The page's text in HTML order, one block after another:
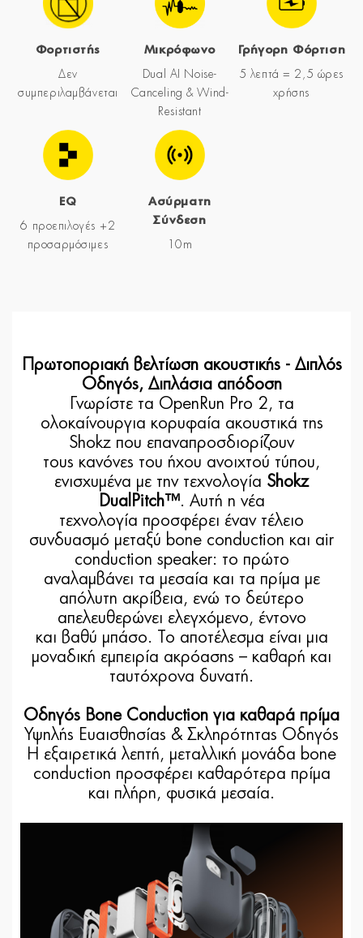
Φορτιστής
Δεν
συμπεριλαμβάνεται
Μικρόφωνο
Dual AI Noise-
Canceling & Wind-
Resistant
Γρήγορη Φόρτιση
5 λεπτά = 2,5 ώρες
χρήσης
EQ
6 προεπιλογές +2
προσαρμόσιμες
Ασύρματη
Σύνδεση
10m
Πρωτοποριακή βελτίωση ακουστικής - Διπλός
Οδηγός, Διπλάσια απόδοση
Γνωρίστε τα OpenRun Pro 2, τα
ολοκαίνουργια κορυφαία ακουστικά της
Shokz που επαναπροσδιορίζουν
τους κανόνες του ήχου ανοιχτού τύπου,
ενισχυμένα με την τεχνολογία Shokz
DualPitch™. Αυτή η νέα
τεχνολογία προσφέρει έναν τέλειο
συνδυασμό μεταξύ bone conduction και air
conduction speaker: το πρώτο
αναλαμβάνει τα μεσαία και τα πρίμα με
απόλυτη ακρίβεια, ενώ το δεύτερο
απελευθερώνει ελεγχόμενο, έντονο
και βαθύ μπάσο. Το αποτέλεσμα είναι μια
μοναδική εμπειρία ακρόασης – καθαρή και
ταυτόχρονα δυνατή.
Οδηγός Bone Conduction για καθαρά πρίμα
Υψηλής Ευαισθησίας & Σκληρότητας Οδηγός
Η εξαιρετικά λεπτή, μεταλλική μονάδα bone
conduction προσφέρει καθαρότερα πρίμα
και πλήρη, φυσικά μεσαία.